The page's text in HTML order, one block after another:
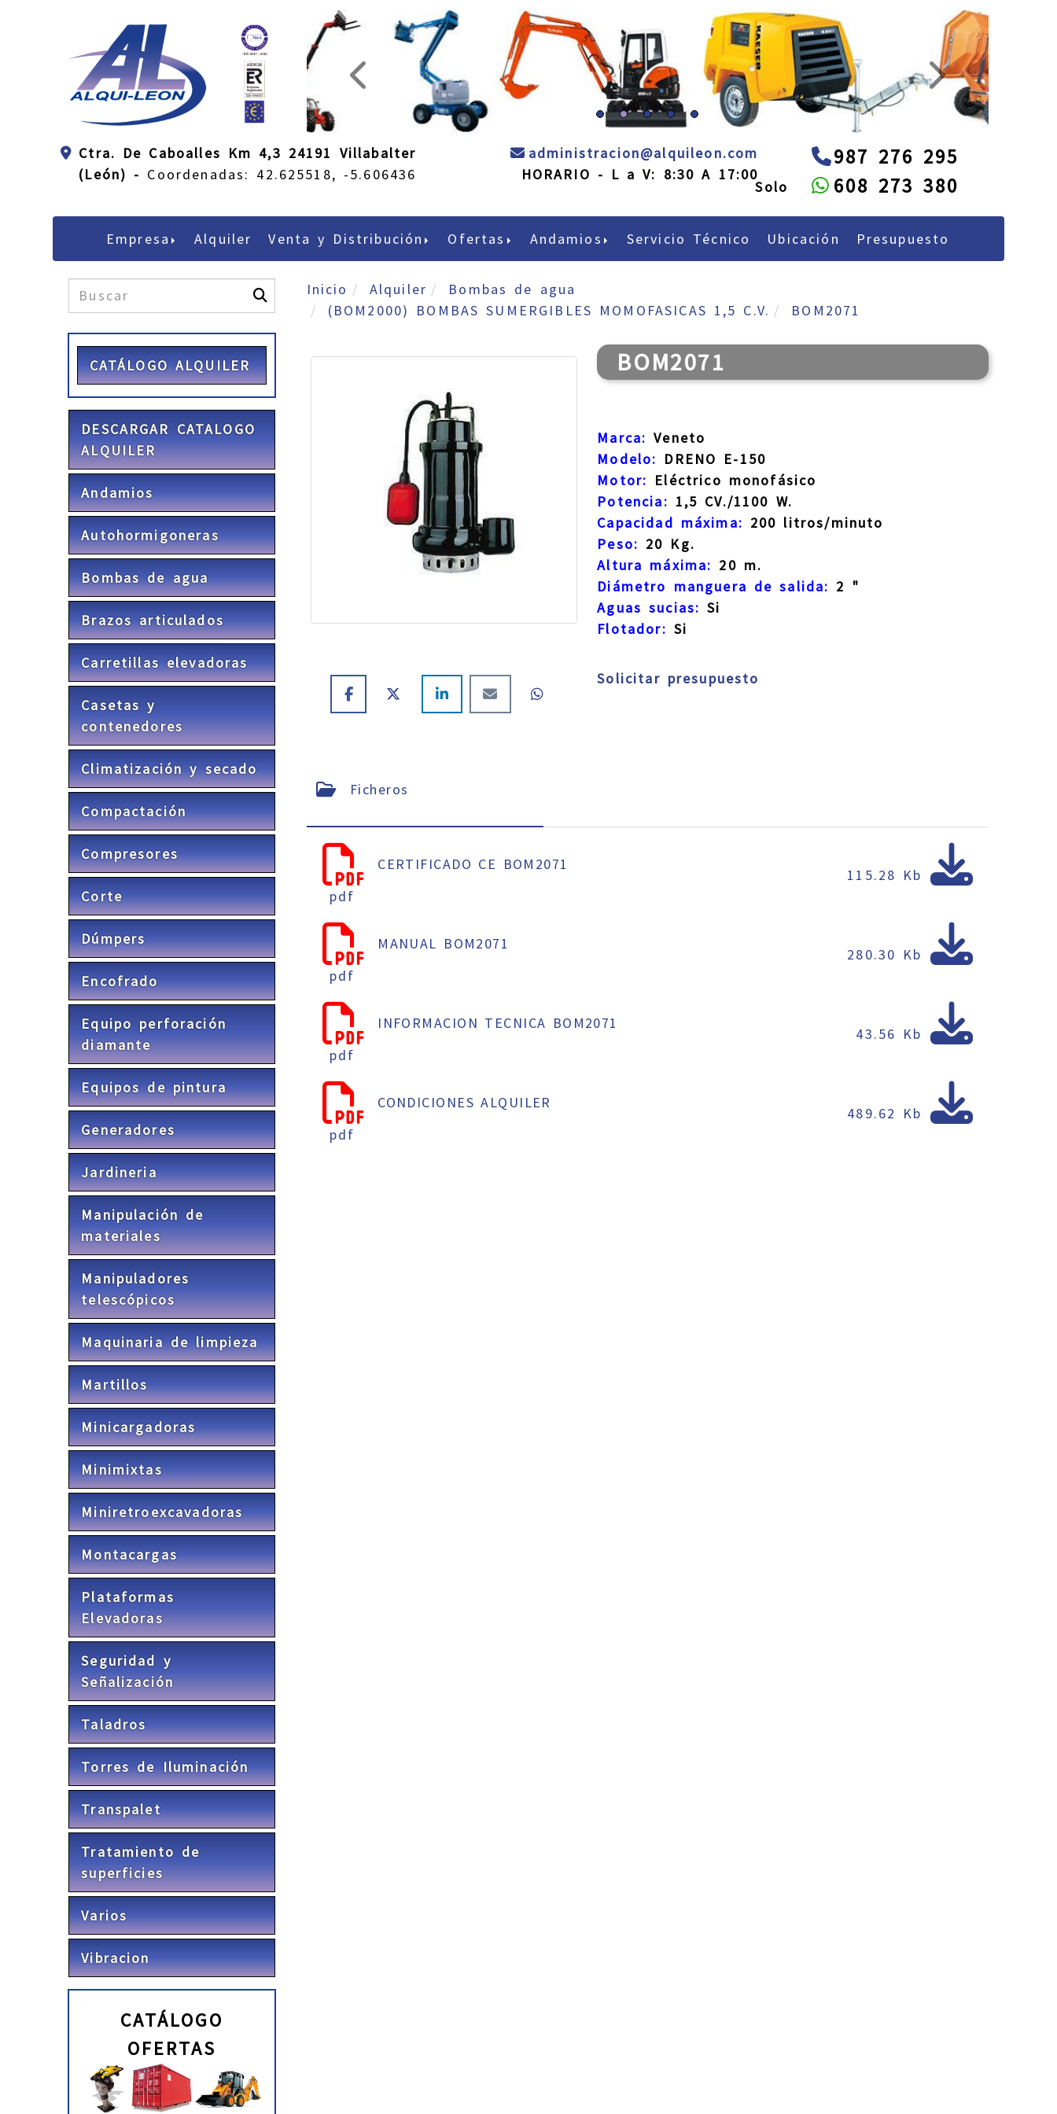
prev next
Ctra. De Caboalles Km 4,3 24191 Villabalter
(León) - Coordenadas: 42.625518, -5.606436
administracion alquileon.com administracion
alquileon.com
HORARIO - L a V: 8:30 A 17:00
987 276 295
608 273 380
Empresa Alquiler Venta y Distribución Ofertas Andamios Servicio Técnico Ubicación Presupuesto
CATÁLOGO ALQUILER
DESCARGAR CATALOGO
ALQUILER
Andamios
Autohormigoneras
Bombas de agua
Brazos articulados
Carretillas elevadoras
Casetas y
contenedores
Climatización y secado
Compactación
Compresores
Corte
Dúmpers
Encofrado
Equipo perforación
diamante
Equipos de pintura
Generadores
Jardineria
Manipulación de
materiales
Manipuladores
telescópicos
Maquinaria de limpieza
Martillos
Minicargadoras
Minimixtas
Miniretroexcavadoras
Montacargas
Plataformas
Elevadoras
Seguridad y
Señalización
Taladros
Torres de Iluminación
Transpalet
Tratamiento de
superficies
Varios
Vibracion
CATÁLOGO
OFERTAS
Inicio Alquiler
Bombas de agua
(BOM2000) BOMBAS SUMERGIBLES MOMOFASICAS 1,5 C.V.
BOM2071
BOM2071
Marca: Veneto
Modelo: DRENO E-150
Motor: Eléctrico monofásico
Potencia: 1,5 CV./1100 W.
Capacidad máxima: 200 litros/minuto
Peso: 20 Kg.
Altura máxima: 20 m.
Diámetro manguera de salida: 2 "
Aguas sucias: Si
Flotador: Si
Solicitar presupuesto
Ficheros
pdf
CERTIFICADO CE BOM2071
115.28 Kb
pdf
MANUAL BOM2071
280.30 Kb
pdf
INFORMACION TECNICA BOM2071
43.56 Kb
pdf
CONDICIONES ALQUILER
489.62 Kb